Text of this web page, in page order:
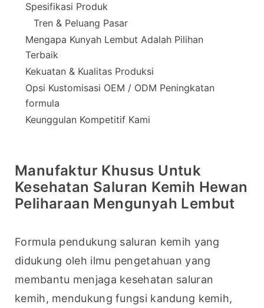
Spesifikasi Produk
Tren & Peluang Pasar
Mengapa Kunyah Lembut Adalah Pilihan
Terbaik
Kekuatan & Kualitas Produksi
Opsi Kustomisasi OEM / ODM Peningkatan
formula
Keunggulan Kompetitif Kami
Manufaktur Khusus Untuk
Kesehatan Saluran Kemih Hewan
Peliharaan Mengunyah Lembut
Formula pendukung saluran kemih yang
didukung oleh ilmu pengetahuan yang
membantu menjaga kesehatan saluran
kemih, mendukung fungsi kandung kemih,